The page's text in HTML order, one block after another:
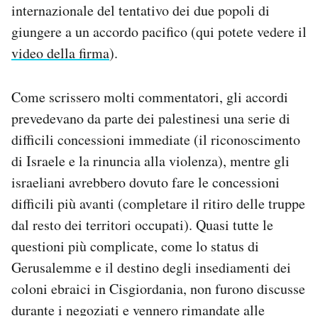
internazionale del tentativo dei due popoli di
giungere a un accordo pacifico (qui potete vedere il
video della firma).
Come scrissero molti commentatori, gli accordi
prevedevano da parte dei palestinesi una serie di
difficili concessioni immediate (il riconoscimento
di Israele e la rinuncia alla violenza), mentre gli
israeliani avrebbero dovuto fare le concessioni
difficili più avanti (completare il ritiro delle truppe
dal resto dei territori occupati). Quasi tutte le
questioni più complicate, come lo status di
Gerusalemme e il destino degli insediamenti dei
coloni ebraici in Cisgiordania, non furono discusse
durante i negoziati e vennero rimandate alle